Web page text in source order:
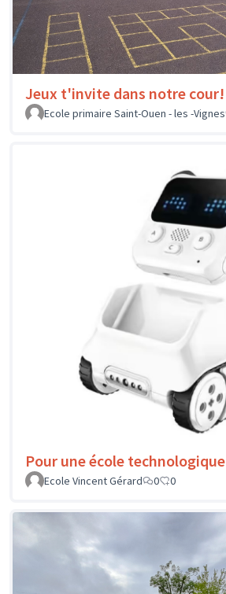
Jeux t'invite dans notre cour!
Ecole primaire Saint-Ouen - les -Vignes
Pour une école technologique
Ecole Vincent Gérard
0 0